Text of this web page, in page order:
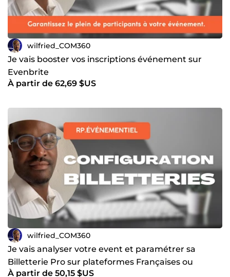
wilfried_COM360
Je vais booster vos inscriptions événement sur
Evenbrite
À partir de 62,69 $US
wilfried_COM360
Je vais analyser votre event et paramétrer sa
Billetterie Pro sur plateformes Françaises ou
Ticketmaster
À partir de 50,15 $US